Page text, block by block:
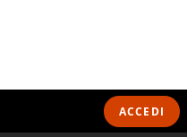
ACCEDI